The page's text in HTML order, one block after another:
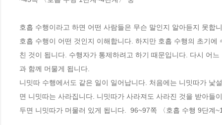
호흡 수행이라고 하면 어떤 사람들은 무슨 말인지 알아듣지 못합
호흡 수행이 어떤 것인지 이해합니다. 하지만 호흡 수행의 초기
친 것이 됩니다. 수행자가 통제하려고 하기 때문입니다. 다시 어
과 함께 머물게 됩니다.
니밋따 수행에서도 같은 일이 일어납니다. 처음에는 니밋따가 낯
면 니밋따는 사라집니다. 니밋따가 사라져도 사라진 것을 받아들
두면 니밋따가 머물러 있게 됩니다.  96~97쪽 〈호흡 수행 9단계